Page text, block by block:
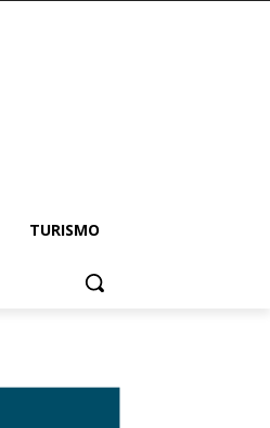
TURISMO